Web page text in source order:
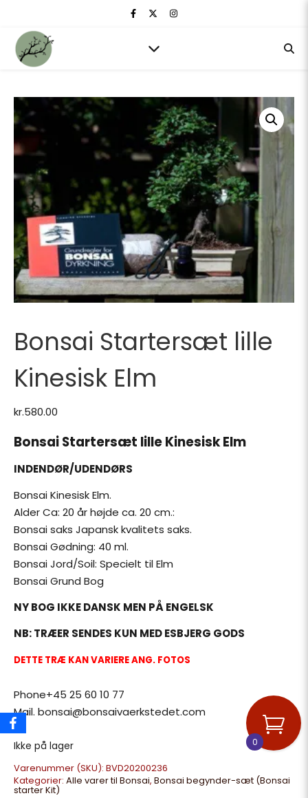
Bonsai Startersæt lille
Kinesisk Elm
kr.580.00
Bonsai Startersæt lille Kinesisk Elm
INDENDØR/UDENDØRS
Bonsai Kinesisk Elm.
Alder Ca: 20 år højde ca. 20 cm.:
Bonsai saks Japansk kvalitets saks.
Bonsai Gødning: 40 ml.
Bonsai Jord/Soil: Specielt til Elm
Bonsai Grund Bog
NY BOG IKKE DANSK MEN PÅ ENGELSK
NB: TRÆER SENDES KUN MED ESBJERG GODS
DETTE TRÆ KAN VARIERE ANG. FOTOS
Phone+45 25 60 10 77
Mail. bonsai@bonsaivaerkstedet.com
Ikke på lager
Varenummer (SKU): BVD20200236
Kategorier: Alle varer til Bonsai, Bonsai begynder-sæt (Bonsai
starter Kit)
0